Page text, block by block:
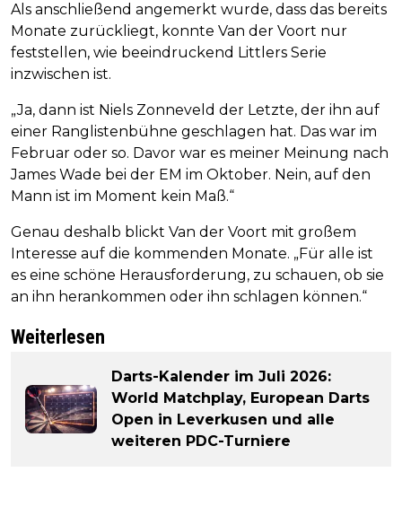
Als anschließend angemerkt wurde, dass das bereits
Monate zurückliegt, konnte Van der Voort nur
feststellen, wie beeindruckend Littlers Serie
inzwischen ist.
„Ja, dann ist Niels Zonneveld der Letzte, der ihn auf
einer Ranglistenbühne geschlagen hat. Das war im
Februar oder so. Davor war es meiner Meinung nach
James Wade bei der EM im Oktober. Nein, auf den
Mann ist im Moment kein Maß.“
Genau deshalb blickt Van der Voort mit großem
Interesse auf die kommenden Monate. „Für alle ist
es eine schöne Herausforderung, zu schauen, ob sie
an ihn herankommen oder ihn schlagen können.“
Weiterlesen
Darts-Kalender im Juli 2026:
World Matchplay, European Darts
Open in Leverkusen und alle
weiteren PDC-Turniere